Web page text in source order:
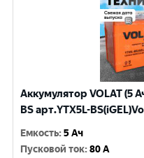
Аккумулятор VOLAT (5
BS арт.YTX5L-
Емкость:5 Ач
Пусковой ток:80 A